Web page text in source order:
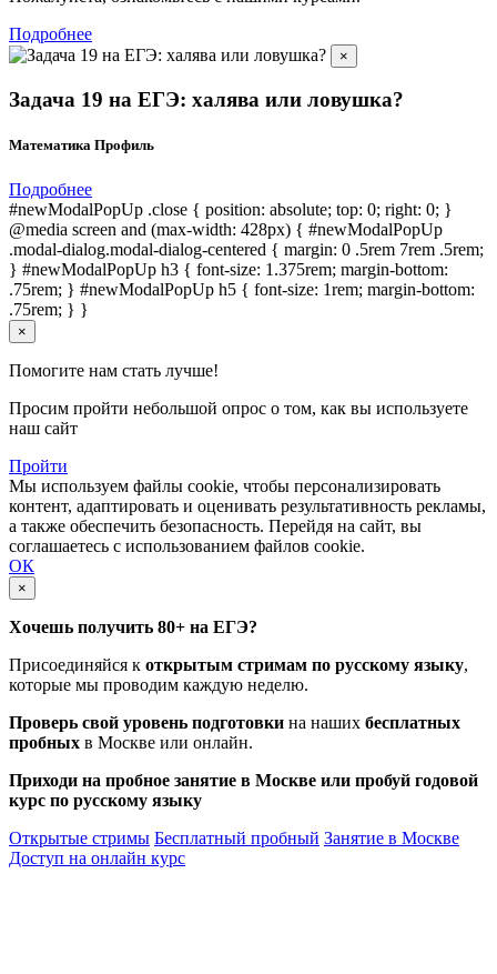
Подробнее
×
Задача 19 на ЕГЭ: халява или ловушка?
Математика Профиль
Подробнее
#newModalPopUp .close { position: absolute; top: 0; right: 0; }
@media screen and (max-width: 428px) { #newModalPopUp
.modal-dialog.modal-dialog-centered { margin: 0 .5rem 7rem .5rem;
} #newModalPopUp h3 { font-size: 1.375rem; margin-bottom:
.75rem; } #newModalPopUp h5 { font-size: 1rem; margin-bottom:
.75rem; } }
×
Помогите нам стать лучше!
Просим пройти небольшой опрос о том, как вы используете
наш сайт
Пройти
Мы используем файлы cookie, чтобы персонализировать
контент, адаптировать и оценивать результативность рекламы,
а также обеспечить безопасность. Перейдя на сайт, вы
соглашаетесь с использованием файлов cookie.
ОК
×
Хочешь получить 80+ на ЕГЭ?
Присоединяйся к открытым стримам по русскому языку,
которые мы проводим каждую неделю.
Проверь свой уровень подготовки на наших бесплатных
пробных в Москве или онлайн.
Приходи на пробное занятие в Москве или пробуй годовой
курс по русскому языку
Открытые стримы Бесплатный пробный Занятие в Москве
Доступ на онлайн курс